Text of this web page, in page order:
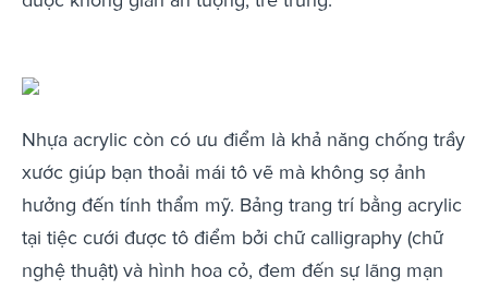
Nhựa acrylic còn có ưu điểm là khả năng chống trầy
xước giúp bạn thoải mái tô vẽ mà không sợ ảnh
hưởng đến tính thẩm mỹ. Bảng trang trí bằng acrylic
tại tiệc cưới được tô điểm bởi chữ calligraphy (chữ
nghệ thuật) và hình hoa cỏ, đem đến sự lãng mạn